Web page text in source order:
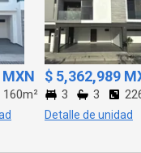
walking closet, baño
cuentan con
de sala, comedor,
comodidad y
rústico ecológico.
la cual se
160m²
$ 5,362,989
3 3
Detalle de unidad